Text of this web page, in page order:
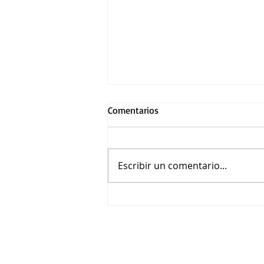
Comentarios
Escribir un comentario...